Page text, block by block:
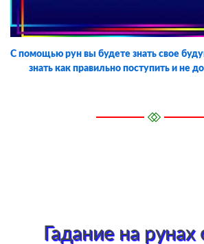
С помощью рун вы будете знать свое
знать как правильно поступить и не
Гадание на рунах